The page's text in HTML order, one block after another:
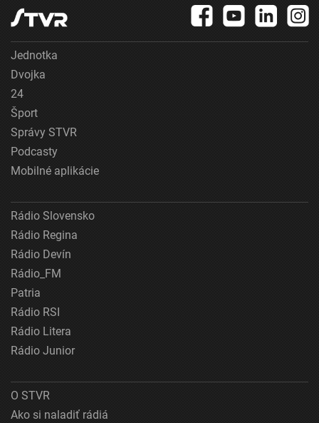
Jednotka
Dvojka
24
Šport
Správy STVR
Podcasty
Mobilné aplikácie
Rádio Slovensko
Rádio Regina
Rádio Devín
Rádio_FM
Patria
Rádio RSI
Rádio Litera
Rádio Junior
O STVR
Ako si naladiť rádiá